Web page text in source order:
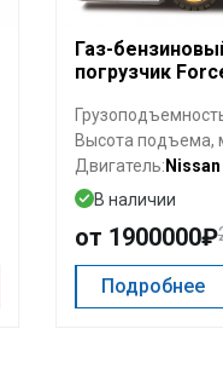
Газ-
погрузчик
Высота подъема,
Двигатель: Nissan
В наличии
от 1900000₽
Подробнее